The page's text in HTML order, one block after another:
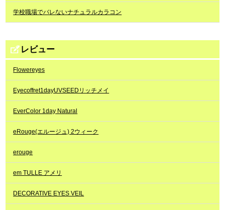
学校職場でバレないナチュラルカラコン
レビュー
Flowereyes
Eyecoffret1dayUVSEEDリッチメイ
EverColor 1day Natural
eRouge(エルージュ) 2ウィーク
erouge
em TULLE アメリ
DECORATIVE EYES VEIL